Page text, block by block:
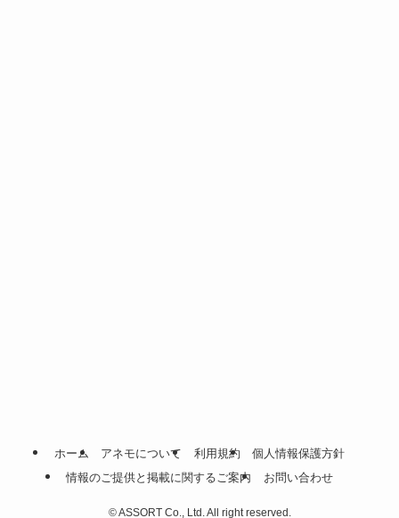
ホーム アネモについて 利用規約
個人情報保護方針
情報のご提供と掲載に関するご案内
お問い合わせ
©ASSORT Co., Ltd. All right reserved.